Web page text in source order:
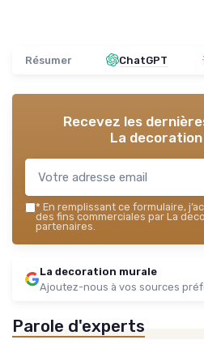
Résumer ChatGPT
Recevez les
La
* En remplissant ce formulaire,
des fins commerciales par La
partenaires.
La decoration murale
Ajoutez-nous à vos sources
Parole d'experts